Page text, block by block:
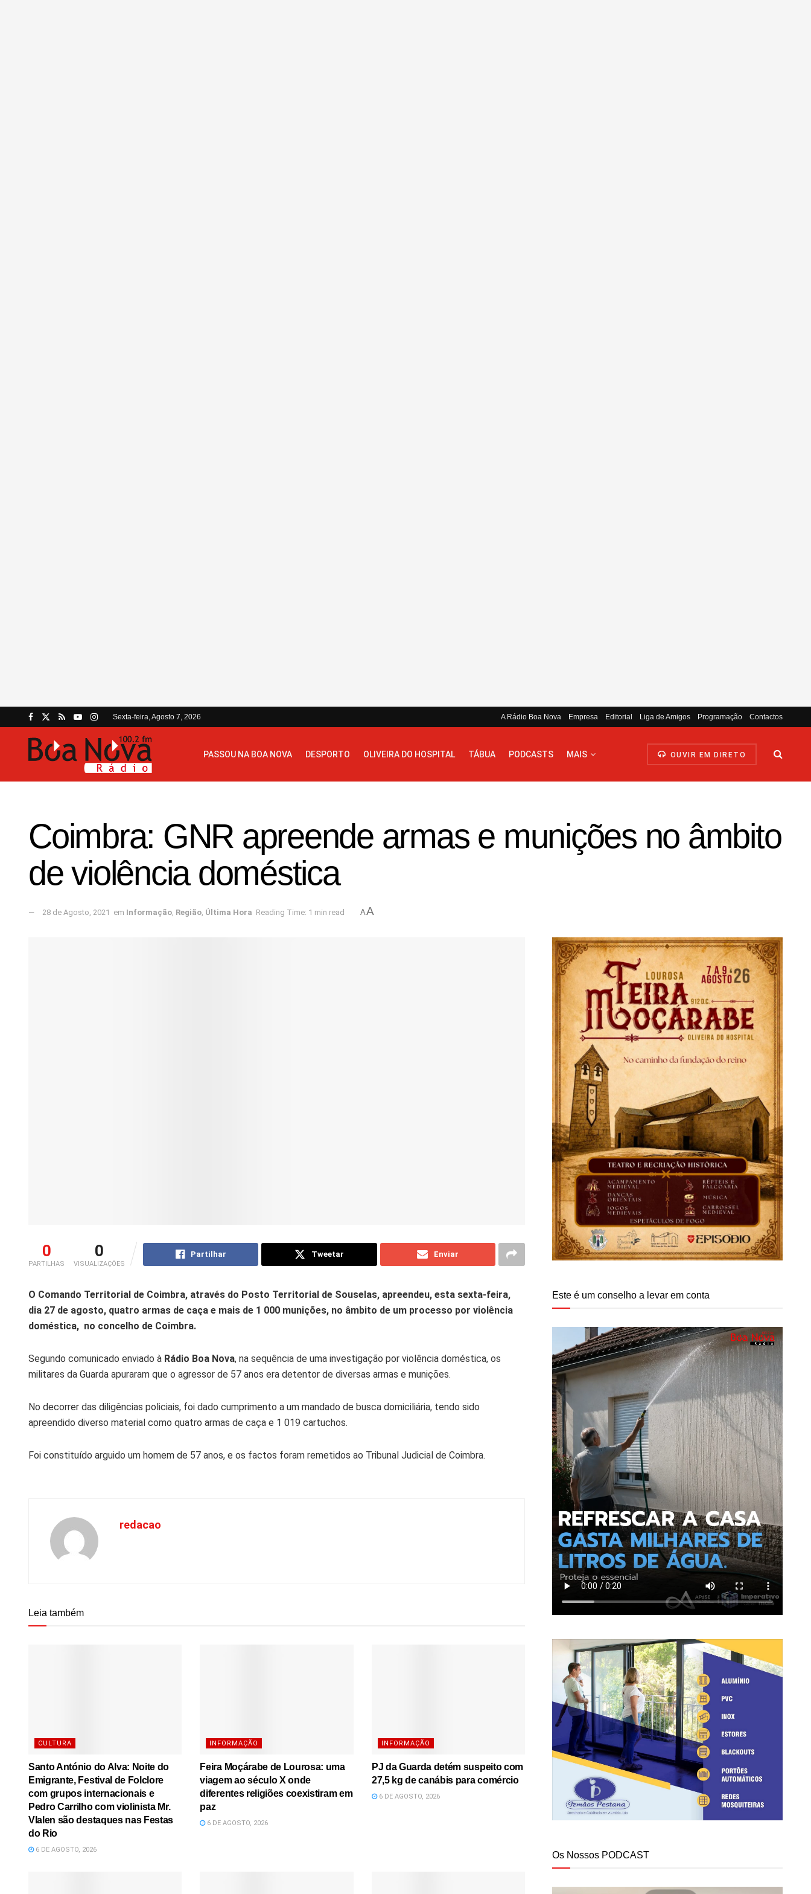
Sexta-feira, Agosto 7, 2026 A Rádio Boa Nova Empresa Editorial Liga de Amigos Programação Contactos
PASSOU NA BOA NOVA DESPORTO OLIVEIRA DO HOSPITAL TÁBUA PODCASTS MAIS OUVIR EM DIRETO
Coimbra: GNR apreende armas e munições no âmbito
de violência doméstica
28 de Agosto, 2021 em Informação, Região, Última Hora Reading Time: 1 min read AA
0
PARTILHAS
0
VISUALIZAÇÕES
Partilhar Tweetar Enviar
O Comando Territorial de Coimbra, através do Posto Territorial de Souselas, apreendeu, esta sexta-feira,
dia 27 de agosto, quatro armas de caça e mais de 1 000 munições, no âmbito de um processo por violência
doméstica, no concelho de Coimbra.
Segundo comunicado enviado à Rádio Boa Nova, na sequência de uma investigação por violência doméstica, os
militares da Guarda apuraram que o agressor de 57 anos era detentor de diversas armas e munições.
No decorrer das diligências policiais, foi dado cumprimento a um mandado de busca domiciliária, tendo sido
apreendido diverso material como quatro armas de caça e 1 019 cartuchos.
Foi constituído arguido um homem de 57 anos, e os factos foram remetidos ao Tribunal Judicial de Coimbra.
redacao
Leia também
CULTURA
Santo António do Alva: Noite do
Emigrante, Festival de Folclore
com grupos internacionais e
Pedro Carrilho com violinista Mr.
Vlalen são destaques nas Festas
do Rio
6 DE AGOSTO, 2026
INFORMAÇÃO
Feira Moçárabe de Lourosa: uma
viagem ao século X onde
diferentes religiões coexistiram em
paz
6 DE AGOSTO, 2026
INFORMAÇÃO
PJ da Guarda detém suspeito com
27,5 kg de canábis para comércio
6 DE AGOSTO, 2026
Este é um conselho a levar em conta
Os Nossos PODCAST